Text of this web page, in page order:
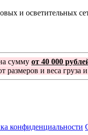
и осветительных
сумму от 40 000
и веса груза
конфиденциальности